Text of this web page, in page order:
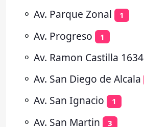
⚬ Av. Parque Zonal 1
⚬ Av. Progreso 1
⚬ Av. Ramon Castilla 1634
⚬ Av. San Diego de Alcala
⚬ Av. San Ignacio 1
⚬ Av. San Martin 3